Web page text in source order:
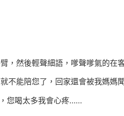
，然後輕聲細語，嗲聲嗲氣的在
不能陪您了，回家還會被我媽媽
您喝太多我會心疼……